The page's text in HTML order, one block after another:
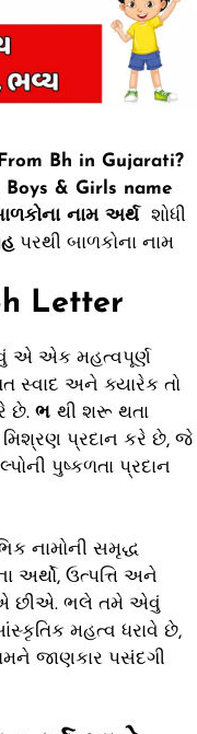
Bh in Gujarati?
Boys & Girls name
નામ અર્થ
શોધી
પરથી બાળકોના નામ
Letter
એ એક મહત્વપૂર્ણ
સ્વાદ અને ક્યારેક તો
છે. ભ થી શરૂ થતા
પ્રદાન કરે છે, જે
પુષ્કળતા પ્રદાન
નામોની સમૃદ્ધ
અર્થો, ઉત્પત્તિ અને
છીએ. ભલે તમે એવું
મહત્વ ધરાવે છે,
જાણકાર પસંદગી